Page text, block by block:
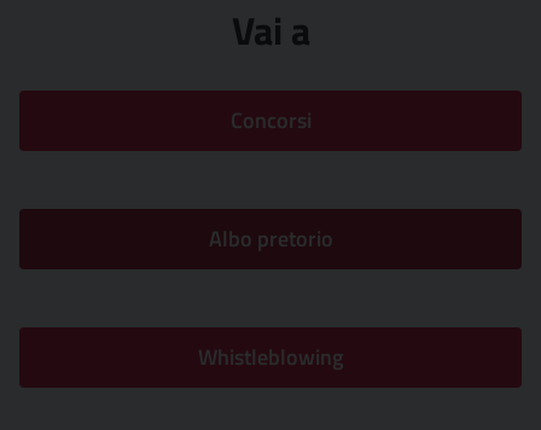
Vai a
Concorsi
Albo pretorio
Whistleblowing